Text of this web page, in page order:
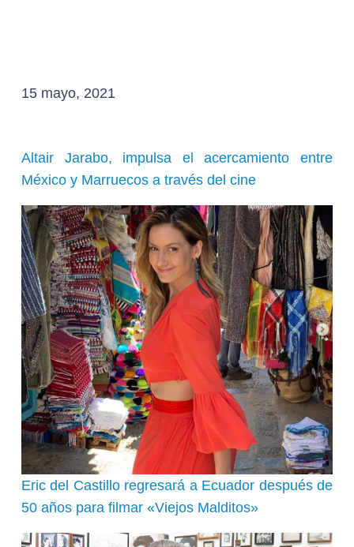
15 mayo, 2021
Altair Jarabo, impulsa el acercamiento entre
México y Marruecos a través del cine
Eric del Castillo regresará a Ecuador después de
50 años para filmar «Viejos Malditos»